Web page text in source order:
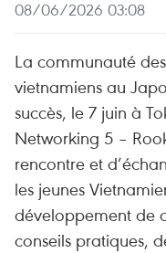
08/06/2026 03:08
La communauté
vietnamiens au
succès, le 7 juin à
Networking 5 –
rencontre et
les jeunes
développement de
conseils pratiques,